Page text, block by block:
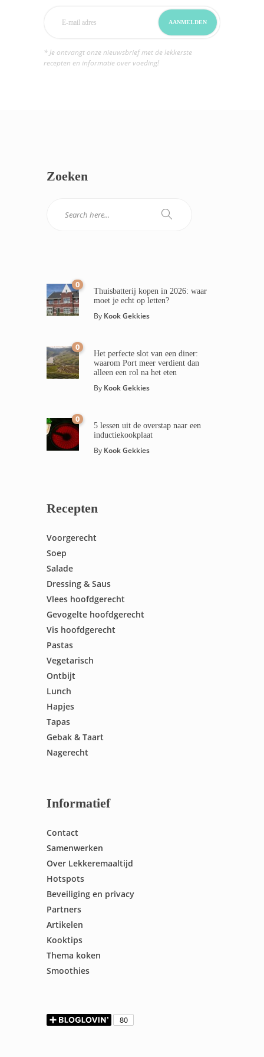
* Je ontvangt onze nieuwsbrief met de lekkerste
recepten en informatie over voeding!
Zoeken
0
Thuisbatterij kopen in 2026: waar
moet je echt op letten?
By Kook Gekkies
0
Het perfecte slot van een diner:
waarom Port meer verdient dan
alleen een rol na het eten
By Kook Gekkies
0
5 lessen uit de overstap naar een
inductiekookplaat
By Kook Gekkies
Recepten
Voorgerecht
Soep
Salade
Dressing & Saus
Vlees hoofdgerecht
Gevogelte hoofdgerecht
Vis hoofdgerecht
Pastas
Vegetarisch
Ontbijt
Lunch
Hapjes
Tapas
Gebak & Taart
Nagerecht
Informatief
Contact
Samenwerken
Over Lekkeremaaltijd
Hotspots
Beveiliging en privacy
Partners
Artikelen
Kooktips
Thema koken
Smoothies